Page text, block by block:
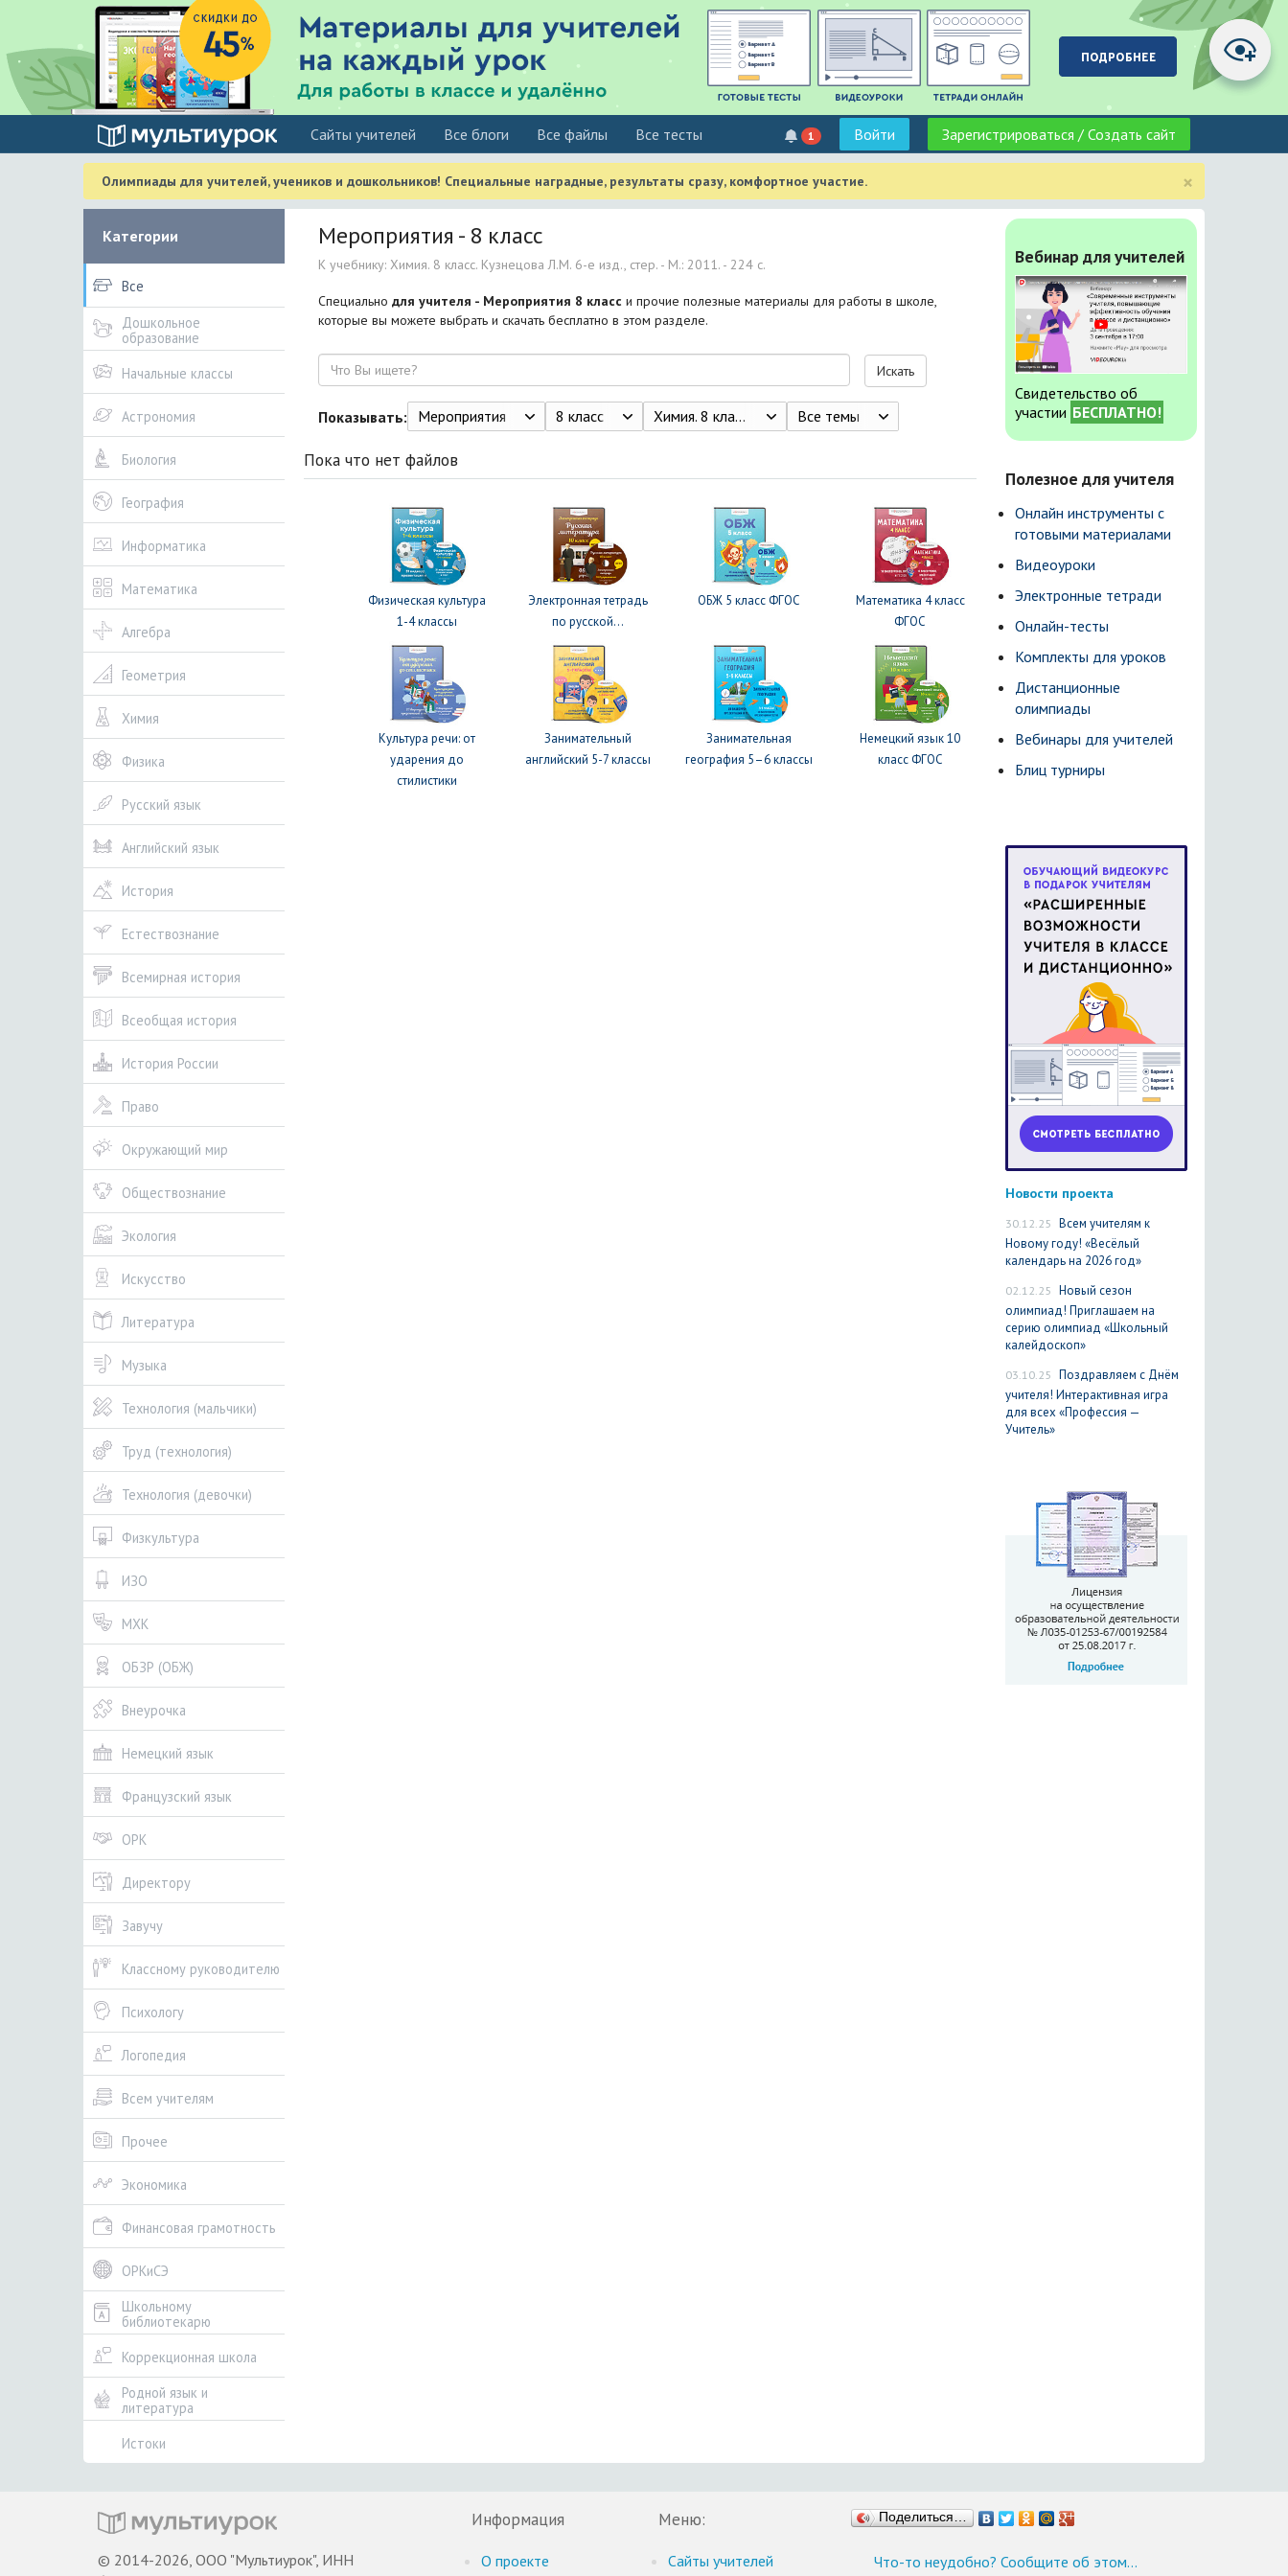
Cайты учителей Все блоги Все файлы Все тесты 1 Войти Зарегистрироваться / Создать сайт
×
Олимпиады для учителей, учеников и дошкольников! Специальные наградные, результаты сразу, комфортное участие.
Категории
Все
Дошкольное
образование
Начальные классы
Астрономия
Биология
География
Информатика
Математика
Алгебра
Геометрия
Химия
Физика
Русский язык
Английский язык
История
Естествознание
Всемирная история
Всеобщая история
История России
Право
Окружающий мир
Обществознание
Экология
Искусство
Литература
Музыка
Технология (мальчики)
Труд (технология)
Технология (девочки)
Физкультура
ИЗО
МХК
ОБЗР (ОБЖ)
Внеурочка
Немецкий язык
Французский язык
ОРК
Директору
Завучу
Классному руководителю
Психологу
Логопедия
Всем учителям
Прочее
Экономика
Финансовая грамотность
ОРКиСЭ
Школьному
библиотекарю
Коррекционная школа
Родной язык и
литература
Истоки
Мероприятия - 8 класс
К учебнику: Химия. 8 класс. Кузнецова Л.М. 6-е изд., стер. - М.: 2011. - 224 с.
Специально для учителя - Мероприятия 8 класс и прочие полезные материалы для работы в школе,
которые вы можете выбрать и скачать бесплатно в этом разделе.
Поиск Искать
Показывать: Мероприятия 8 класс Химия. 8 класс. Кузнецова Л.М. 6-е изд., стер. - М.: 2011. - 224 с. Все темы
Пока что нет файлов
Физическая культура
1-4 классы
Электронная тетрадь
по русской...
ОБЖ 5 класс ФГОС
Математика 4 класс
ФГОС
Культура речи: от
ударения до
стилистики
Занимательный
английский 5-7 классы
Занимательная
география 5–6 классы
Немецкий язык 10
класс ФГОС
Вебинар для учителей
Свидетельство об
участии БЕСПЛАТНО!
Полезное для учителя
Онлайн инструменты с
готовыми материалами
Видеоуроки
Электронные тетради
Онлайн-тесты
Комплекты для уроков
Дистанционные
олимпиады
Вебинары для учителей
Блиц турниры
Новости проекта
30.12.25 Всем учителям к
Новому году! «Весёлый
календарь на 2026 год»
02.12.25 Новый сезон
олимпиад! Приглашаем на
серию олимпиад «Школьный
калейдоскоп»
03.10.25 Поздравляем с Днём
учителя! Интерактивная игра
для всех «Профессия —
Учитель»
© 2014-2026, ООО "Мультиурок", ИНН
Информация
О проекте
Меню:
Cайты учителей
Поделиться…
Что-то неудобно? Сообщите об этом…